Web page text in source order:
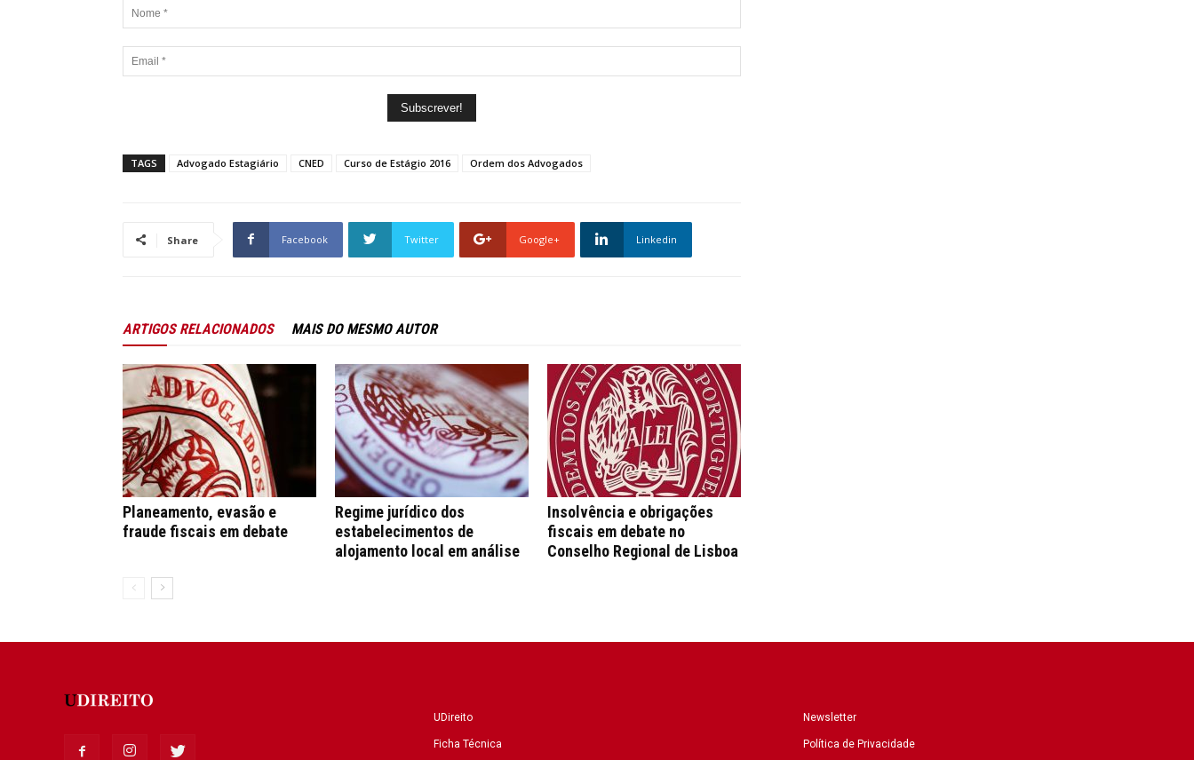
TAGS Advogado Estagiário CNED Curso de Estágio 2016 Ordem dos Advogados
Share Facebook Twitter Google+ Linkedin
ARTIGOS RELACIONADOS MAIS DO MESMO AUTOR
Planeamento, evasão e
fraude fiscais em debate
Regime jurídico dos
estabelecimentos de
alojamento local em análise
Insolvência e obrigações
fiscais em debate no
Conselho Regional de Lisboa
UDireito
Ficha Técnica
Newsletter
Política de Privacidade